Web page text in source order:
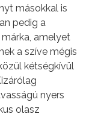
másokkal is
pedig a
amelyet
a szíve mégis
kétségkívül
nyers
olasz